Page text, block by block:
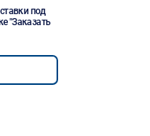
под
"Заказать